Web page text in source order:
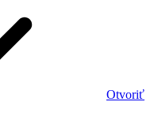
Otvoriť